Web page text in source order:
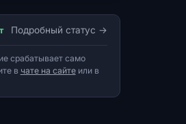
Подробный статус
срабатывает само
в чате на сайтеили в